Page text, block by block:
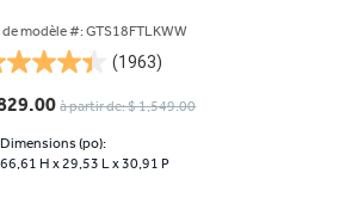
de modèle #: GTS18FTLKWW
(1963)
à partir de: $ 1,549.00
Dimensions (po):
66,61 H x29,53 L x30,91 P